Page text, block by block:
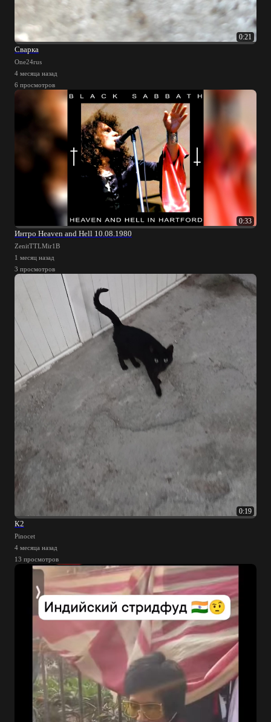
0:21
Сварка
One24rus
4 месяца назад
6 просмотров
0:33
Интро Heaven and Hell 10.08.1980
ZenitTTLMir1B
1 месяц назад
3 просмотров
0:19
К2
Pinocet
4 месяца назад
13 просмотров